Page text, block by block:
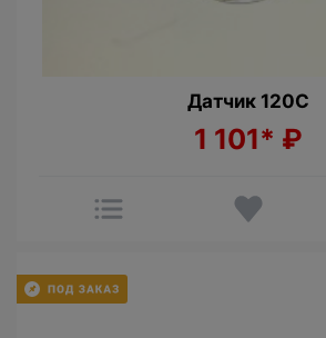
Датчик 120С
1 101* ₽